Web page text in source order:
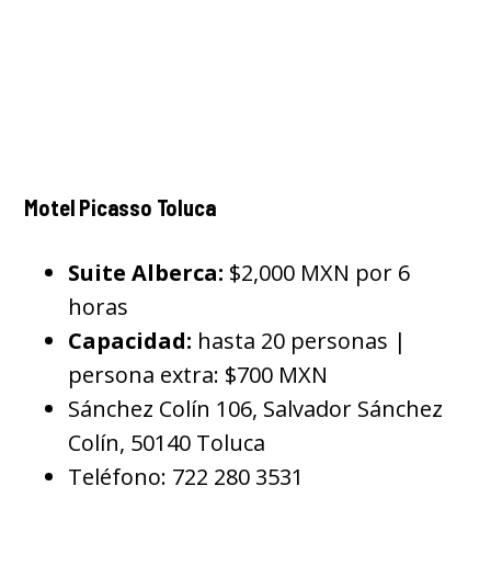
Motel Picasso Toluca
Suite Alberca: $2,000 MXN por 6
horas
Capacidad: hasta 20 personas |
persona extra: $700 MXN
Sánchez Colín 106, Salvador Sánchez
Colín, 50140 Toluca
Teléfono: 722 280 3531